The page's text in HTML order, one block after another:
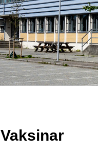
Vaksinar